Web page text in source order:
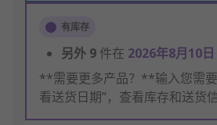
有库存
另外 9 件在 2026年8月10日
**需要更多产品？**输入您需
看送货日期”，查看库存和送货信